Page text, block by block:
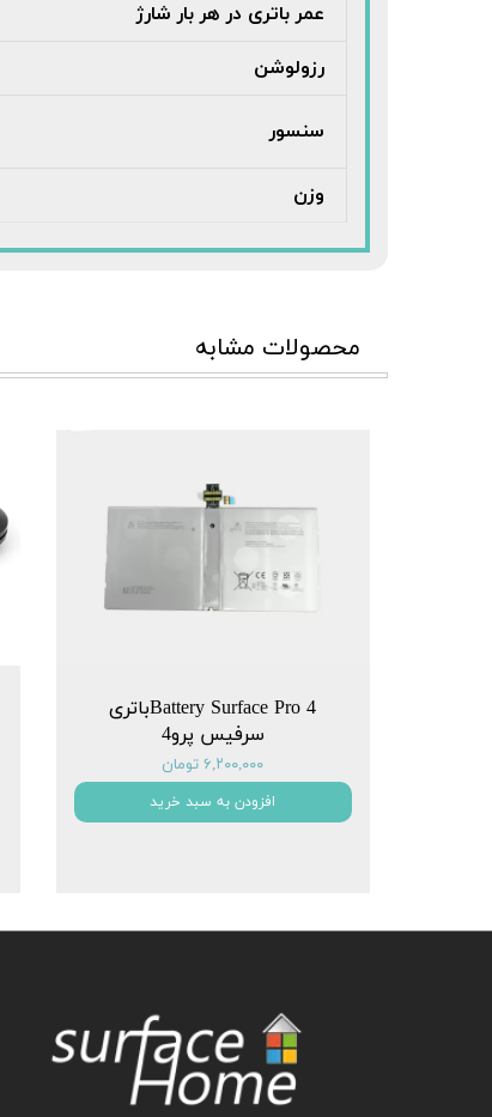
عمر باتری در هر بار شارژ
رزولوشن
سنسور
وزن
محصولات مشابه
Battery Surface Pro 4باتری
سرفیس پرو4
۶,۲۰۰,۰۰۰ تومان
افزودن به سبد خرید